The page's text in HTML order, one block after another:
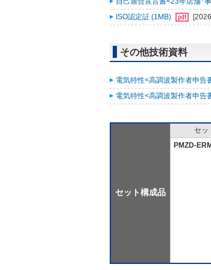
ISO認定証 (1MB)
その他技術資料
電気特性<高調波製作者申告
電気特性<高調波製作者申告
セット構成品
セッ
PMZD-